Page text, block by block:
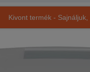
Kivont termék -